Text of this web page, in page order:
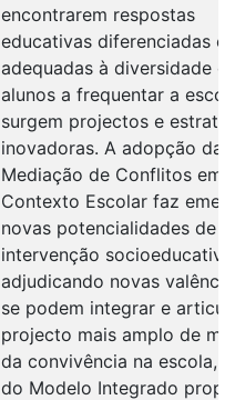
encontrarem respostas
educativas diferenciadas e
adequadas à diversidade
alunos a frequentar a
surgem projectos e
inovadoras. A adopção da
Mediação de Conflitos em
Contexto Escolar faz
novas potencialidades de
intervenção
adjudicando novas
se podem integrar e
projecto mais amplo de
da convivência na escola,
do Modelo Integrado